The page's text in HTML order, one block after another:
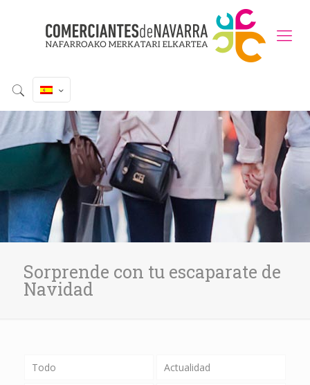
Sorprende con tu escaparate de
Navidad
Todo Actualidad